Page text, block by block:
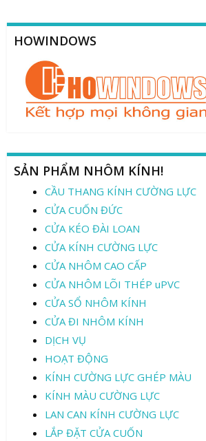
HOWINDOWS
SẢN PHẨM NHÔM KÍNH!
CẦU THANG KÍNH CƯỜNG LỰC
CỬA CUỐN ĐỨC
CỬA KÉO ĐÀI LOAN
CỬA KÍNH CƯỜNG LỰC
CỬA NHÔM CAO CẤP
CỬA NHÔM LÕI THÉP uPVC
CỬA SỔ NHÔM KÍNH
CỬA ĐI NHÔM KÍNH
DỊCH VỤ
HOẠT ĐỘNG
KÍNH CƯỜNG LỰC GHÉP MÀU
KÍNH MÀU CƯỜNG LỰC
LAN CAN KÍNH CƯỜNG LỰC
LẮP ĐẶT CỬA CUỐN